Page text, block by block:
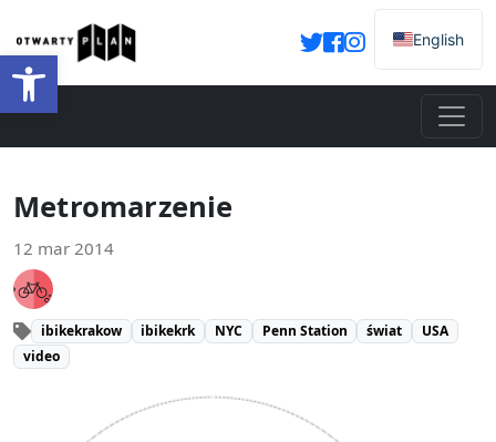
Otwórz pasek narzędzi
English
Metromarzenie
12 mar 2014
ibikekrakow ibikekrk NYC Penn Station świat
USA
video